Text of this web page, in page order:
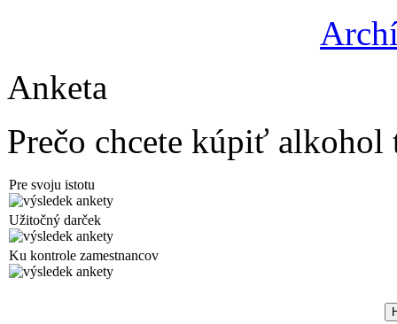
Anketa
Prečo chcete kúpiť alkohol
Pre svoju istotu
Užitočný darček
Ku kontrole zamestnancov